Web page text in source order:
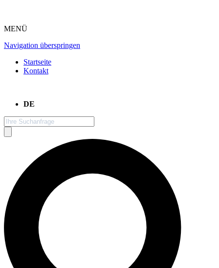
MENÜ
Navigation überspringen
Startseite
Kontakt
DE